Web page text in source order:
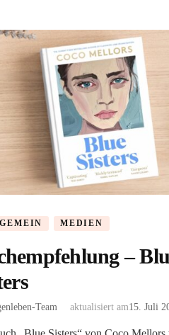
MEDIEN
–
Team aktualisiert am15. Juli